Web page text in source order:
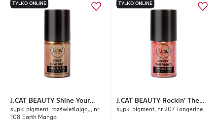
TYLKO ONLINE
J.CAT BEAUTY Shine Your
Day!
sypki pigment, rozświetlający, nr
108 Earth Mango
TYLKO ONLINE
J.CAT BEAUTY Rockin' The
Night!
sypki pigment, nr 207 Tangerine